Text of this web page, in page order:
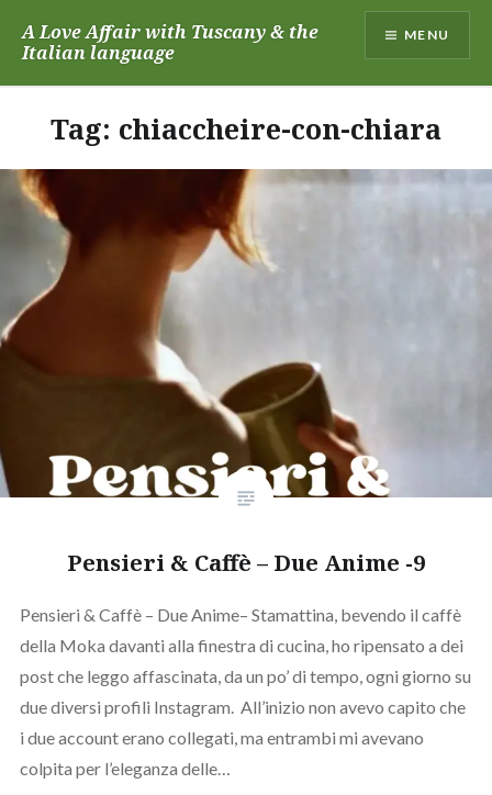
A Love Affair with Tuscany & the
Italian language
MENU
Tag: chiaccheire-con-chiara
Pensieri & Caffè – Due Anime -9
Pensieri & Caffè – Due Anime– Stamattina, bevendo il caffè
della Moka davanti alla finestra di cucina, ho ripensato a dei
post che leggo affascinata, da un po’ di tempo, ogni giorno su
due diversi profili Instagram. All’inizio non avevo capito che
i due account erano collegati, ma entrambi mi avevano
colpita per l’eleganza delle…